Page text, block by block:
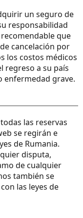
un seguro de
responsabilidad
que
cancelación por
los costos médicos
regreso a su país
enfermedad grave.
las reservas
se regirán e
de Rumania.
disputa,
de cualquier
también se
las leyes de